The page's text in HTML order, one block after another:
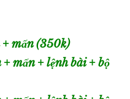
+ mấn (350k)
mấn + lệnh bài + bộ